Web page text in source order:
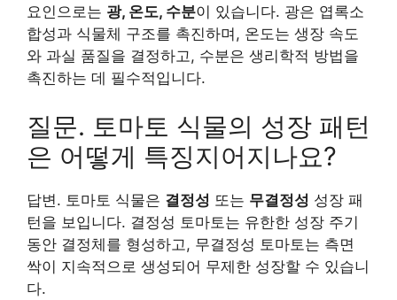
요인으로는 광, 온도, 수분이 있습니다. 광은 엽록소
합성과 식물체 구조를 촉진하며, 온도는 생장 속도
와 과실 품질을 결정하고, 수분은 생리학적 방법을
촉진하는 데 필수적입니다.
질문. 토마토 식물의 성장 패턴
은 어떻게 특징지어지나요?
답변. 토마토 식물은 결정성 또는 무결정성 성장 패
턴을 보입니다. 결정성 토마토는 유한한 성장 주기
동안 결정체를 형성하고, 무결정성 토마토는 측면
싹이 지속적으로 생성되어 무제한 성장할 수 있습니
다.